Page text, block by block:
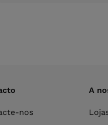
nos
A